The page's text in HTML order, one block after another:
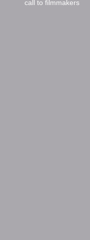
call to filmmakers